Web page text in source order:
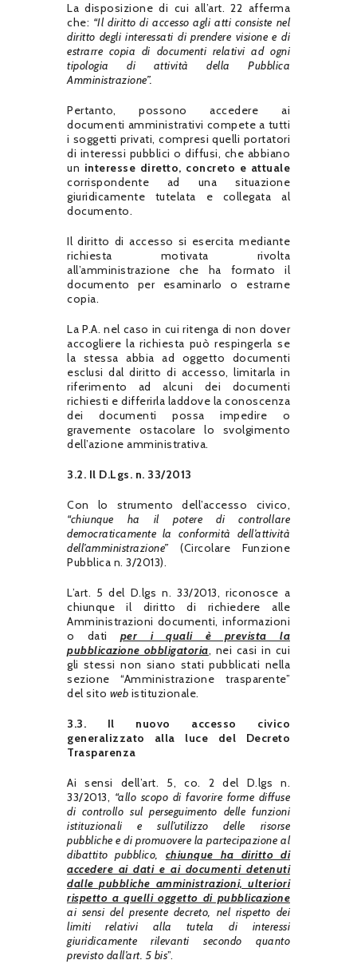
La disposizione di cui all’art. 22 afferma
che: “Il diritto di accesso agli atti consiste nel
diritto degli interessati di prendere visione e di
estrarre copia di documenti relativi ad ogni
tipologia di attività della Pubblica
Amministrazione”.
Pertanto, possono accedere ai
documenti amministrativi compete a tutti
i soggetti privati, compresi quelli portatori
di interessi pubblici o diffusi, che abbiano
un interesse diretto, concreto e attuale
corrispondente ad una situazione
giuridicamente tutelata e collegata al
documento.
Il diritto di accesso si esercita mediante
richiesta motivata rivolta
all’amministrazione che ha formato il
documento per esaminarlo o estrarne
copia.
La P.A. nel caso in cui ritenga di non dover
accogliere la richiesta può respingerla se
la stessa abbia ad oggetto documenti
esclusi dal diritto di accesso, limitarla in
riferimento ad alcuni dei documenti
richiesti e differirla laddove la conoscenza
dei documenti possa impedire o
gravemente ostacolare lo svolgimento
dell’azione amministrativa.
3.2. Il D.Lgs. n. 33/2013
Con lo strumento dell’accesso civico,
“chiunque ha il potere di controllare
democraticamente la conformità dell’attività
dell’amministrazione” (Circolare Funzione
Pubblica n. 3/2013).
L’art. 5 del D.lgs n. 33/2013, riconosce a
chiunque il diritto di richiedere alle
Amministrazioni documenti, informazioni
o dati per i quali è prevista la
pubblicazione obbligatoria, nei casi in cui
gli stessi non siano stati pubblicati nella
sezione “Amministrazione trasparente”
del sito web istituzionale.
3.3. Il nuovo accesso civico
generalizzato alla luce del Decreto
Trasparenza
Ai sensi dell’art. 5, co. 2 del D.lgs n.
33/2013, “allo scopo di favorire forme diffuse
di controllo sul perseguimento delle funzioni
istituzionali e sull’utilizzo delle risorse
pubbliche e di promuovere la partecipazione al
dibattito pubblico, chiunque ha diritto di
accedere ai dati e ai documenti detenuti
dalle pubbliche amministrazioni, ulteriori
rispetto a quelli oggetto di pubblicazione
ai sensi del presente decreto, nel rispetto dei
limiti relativi alla tutela di interessi
giuridicamente rilevanti secondo quanto
previsto dall’art. 5 bis”.